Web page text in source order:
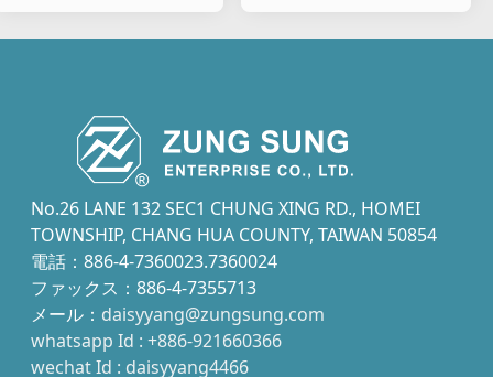
No.26 LANE 132 SEC1 CHUNG XING RD., HOMEI
TOWNSHIP, CHANG HUA COUNTY, TAIWAN 50854
電話：886-4-7360023.7360024
ファックス：886-4-7355713
メール： daisyyang@zungsung.com
whatsapp Id : +886-921660366
wechat Id : daisyyang4466